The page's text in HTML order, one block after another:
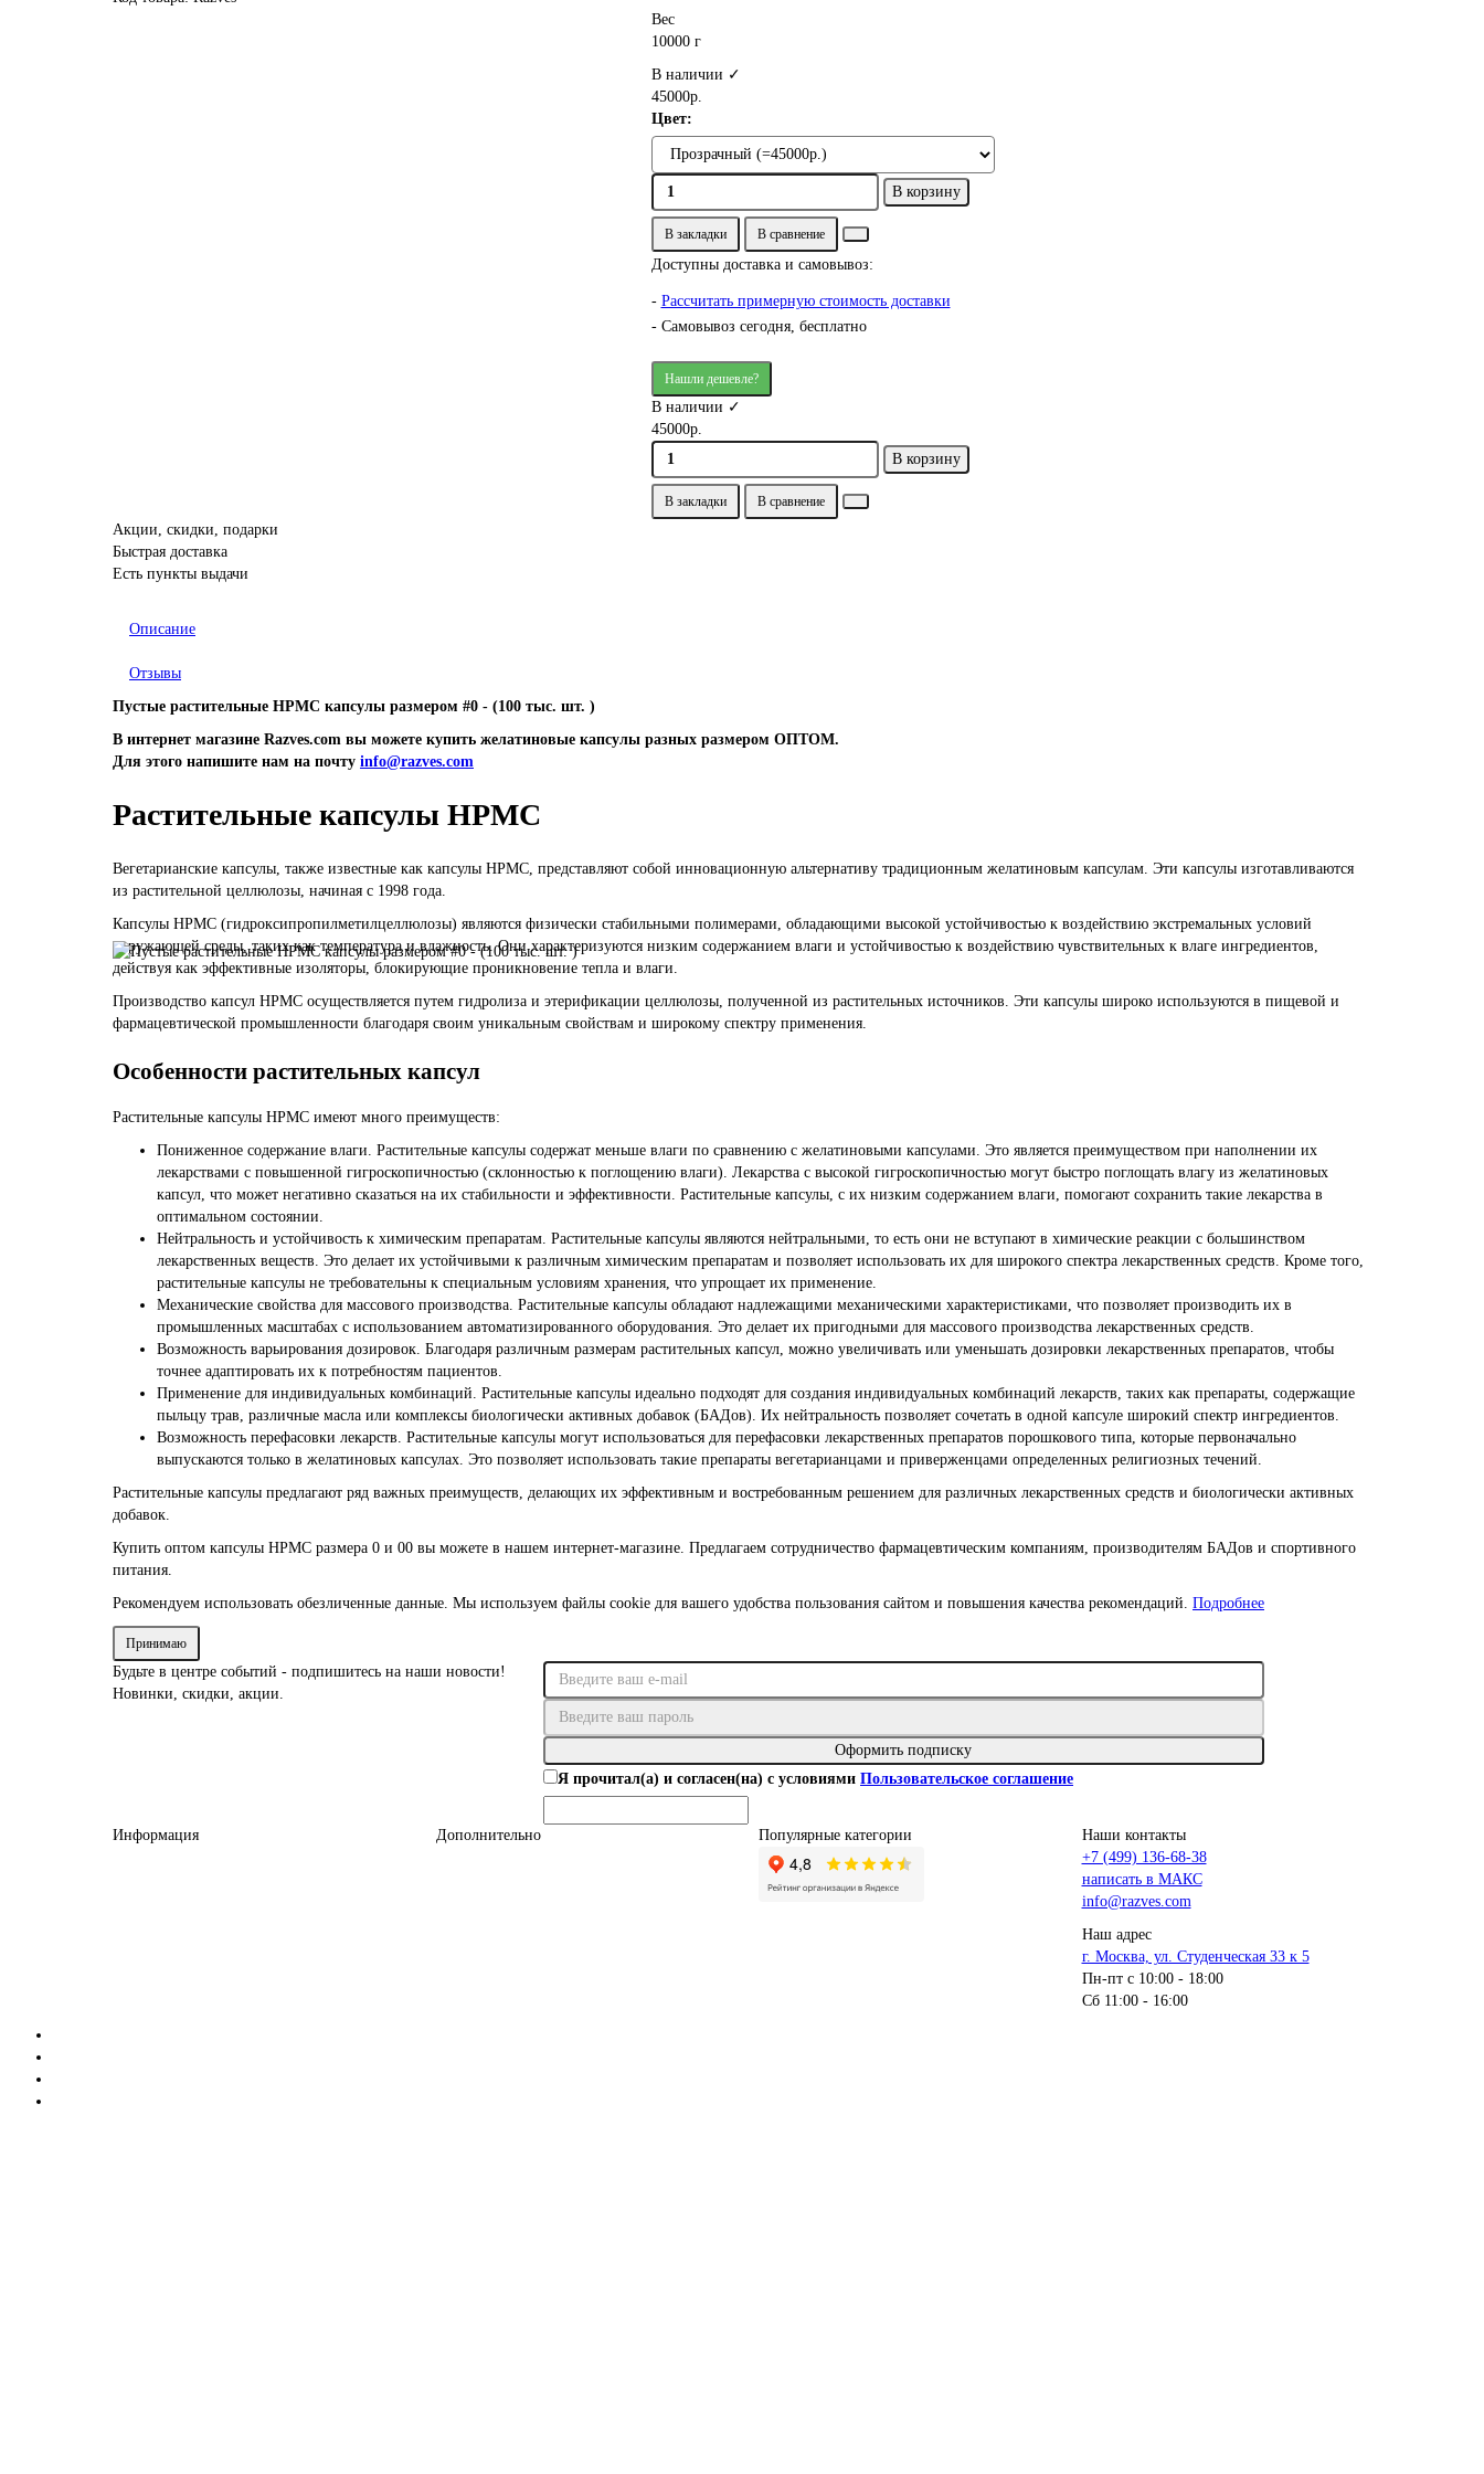
Вес
10000 г
В наличии ✓
45000р.
Цвет:
В корзину
В закладки В сравнение
Доступны доставка и самовывоз:
- Рассчитать примерную стоимость доставки
- Самовывоз сегодня, бесплатно
Нашли дешевле?
В наличии ✓
45000р.
В корзину
В закладки В сравнение
Акции, скидки, подарки
Быстрая доставка
Есть пункты выдачи
Описание
Отзывы
Пустые растительные HPMC капсулы размером #0 - (100 тыс. шт. )
В интернет магазине Razves.com вы можете купить желатиновые капсулы разных размером ОПТОМ.
Для этого напишите нам на почту info@razves.com
Растительные капсулы HPMC
Вегетарианские капсулы, также известные как капсулы HPMC, представляют собой инновационную альтернативу традиционным желатиновым капсулам. Эти капсулы изготавливаются
из растительной целлюлозы, начиная с 1998 года.
Капсулы HPMC (гидроксипропилметилцеллюлозы) являются физически стабильными полимерами, обладающими высокой устойчивостью к воздействию экстремальных условий
окружающей среды, таких как температура и влажность. Они характеризуются низким содержанием влаги и устойчивостью к воздействию чувствительных к влаге ингредиентов,
действуя как эффективные изоляторы, блокирующие проникновение тепла и влаги.
Производство капсул HPMC осуществляется путем гидролиза и этерификации целлюлозы, полученной из растительных источников. Эти капсулы широко используются в пищевой и
фармацевтической промышленности благодаря своим уникальным свойствам и широкому спектру применения.
Особенности растительных капсул
Растительные капсулы HPMC имеют много преимуществ:
Пониженное содержание влаги. Растительные капсулы содержат меньше влаги по сравнению с желатиновыми капсулами. Это является преимуществом при наполнении их
лекарствами с повышенной гигроскопичностью (склонностью к поглощению влаги). Лекарства с высокой гигроскопичностью могут быстро поглощать влагу из желатиновых
капсул, что может негативно сказаться на их стабильности и эффективности. Растительные капсулы, с их низким содержанием влаги, помогают сохранить такие лекарства в
оптимальном состоянии.
Нейтральность и устойчивость к химическим препаратам. Растительные капсулы являются нейтральными, то есть они не вступают в химические реакции с большинством
лекарственных веществ. Это делает их устойчивыми к различным химическим препаратам и позволяет использовать их для широкого спектра лекарственных средств. Кроме того,
растительные капсулы не требовательны к специальным условиям хранения, что упрощает их применение.
Механические свойства для массового производства. Растительные капсулы обладают надлежащими механическими характеристиками, что позволяет производить их в
промышленных масштабах с использованием автоматизированного оборудования. Это делает их пригодными для массового производства лекарственных средств.
Возможность варьирования дозировок. Благодаря различным размерам растительных капсул, можно увеличивать или уменьшать дозировки лекарственных препаратов, чтобы
точнее адаптировать их к потребностям пациентов.
Применение для индивидуальных комбинаций. Растительные капсулы идеально подходят для создания индивидуальных комбинаций лекарств, таких как препараты, содержащие
пыльцу трав, различные масла или комплексы биологически активных добавок (БАДов). Их нейтральность позволяет сочетать в одной капсуле широкий спектр ингредиентов.
Возможность перефасовки лекарств. Растительные капсулы могут использоваться для перефасовки лекарственных препаратов порошкового типа, которые первоначально
выпускаются только в желатиновых капсулах. Это позволяет использовать такие препараты вегетарианцами и приверженцами определенных религиозных течений.
Растительные капсулы предлагают ряд важных преимуществ, делающих их эффективным и востребованным решением для различных лекарственных средств и биологически активных
добавок.
Купить оптом капсулы HPMC размера 0 и 00 вы можете в нашем интернет-магазине. Предлагаем сотрудничество фармацевтическим компаниям, производителям БАДов и спортивного
питания.
Рекомендуем использовать обезличенные данные. Мы используем файлы cookie для вашего удобства пользования сайтом и повышения качества рекомендаций. Подробнее
Принимаю
Будьте в центре событий - подпишитесь на наши новости!
Новинки, скидки, акции.
Оформить подписку
Я прочитал(а) и согласен(на) с условиями Пользовательское соглашение
Информация Дополнительно Популярные категории
Наши контакты
+7 (499) 136-68-38
написать в МАКС
info@razves.com
Наш адрес
г. Москва, ул. Студенческая 33 к 5
Пн-пт с 10:00 - 18:00
Сб 11:00 - 16:00